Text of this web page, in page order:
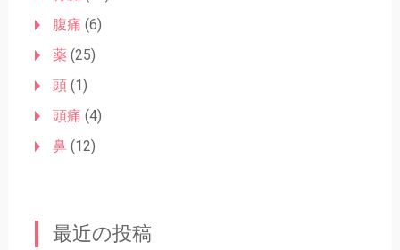
腹痛 (6)
薬(25)
頭(1)
頭痛 (4)
鼻(12)
最近の投稿